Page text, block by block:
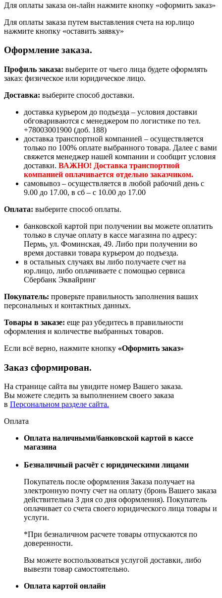
Для оплаты заказа он-лайн нажмите кнопку «оформить заказ»
Для оплаты заказа путем выставления счета на юр.лицо
нажмите кнопку «оставить заявку»
Оформление заказа.
Профиль заказа: выберите от чьего лица будете оформлять
заказ: физическое или юридическое лицо.
Доставка: выберите способ доставки.
доставка курьером до подъезда – условия доставки
обговариваются с менеджером по логистике по тел.
+78003001900 (доб. 188)
доставка транспортной компанией – осуществляется
только по 100% оплате выбранного товара. Далее с вами
свяжется менеджер нашей компании и сообщит условия
доставки. ВАЖНО! Доставка транспортной
компанией оплачивается отдельно заказчиком.
самовывоз – осуществляется в любой рабочий день с
9.00 до 17.00, в сб – с 10.00 до 17.00
Оплата: выберите способ оплаты.
банковской картой при получении вы можете оплатить
только в случае оплату в кассе магазина по адресу:
Пермь, ул. Фоминская, 49. Либо при получении во
время доставки товара курьером до подъезда.
в остальных случаях вы либо получаете счет на
юр.лицо, либо оплачиваете с помощью сервиса
Сбербанк Эквайринг
Покупатель: проверьте правильность заполнения ваших
персональных и контактных данных.
Товары в заказе: еще раз убедитесь в правильности
оформления и количестве выбранных товаров.
Если всё верно, нажмите кнопку «Оформить заказ»
Заказ сформирован.
На странице сайта вы увидите номер Вашего заказа.
Вы можете следить за выполнением своего заказа
в Персональном разделе сайта.
Оплата
Оплата наличными/банковской картой в кассе
магазина
Безналичный расчёт с юридическими лицами
Покупатель после оформления Заказа получает на
электронную почту счет на оплату (бронь Вашего заказа
действительна 3 дня со дня оформления). Покупатель
оплачивает со счета своего юридического лица товары и
услуги.
*При безналичном расчете товары отпускаются по
доверенности.
Вы можете воспользоваться услугой доставки, либо
вывезти товар самостоятельно.
Оплата картой онлайн